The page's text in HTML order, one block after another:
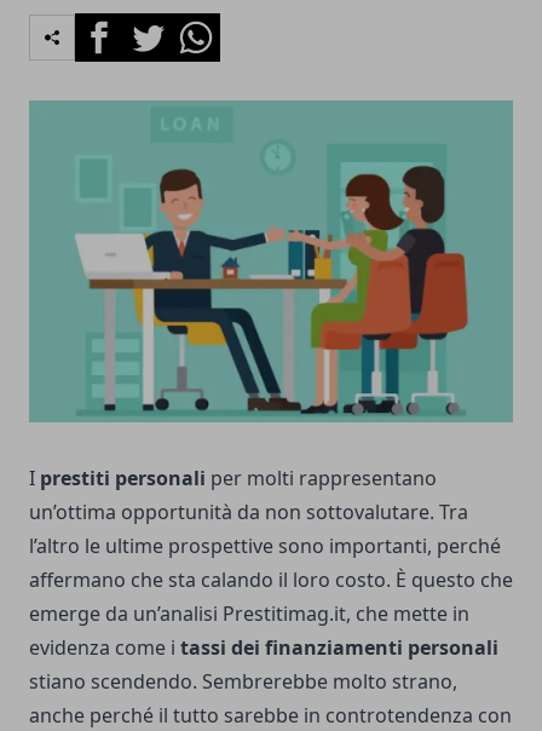
FacebookTwitterWhatsapp
I prestiti personali per molti rappresentano
un’ottima opportunità da non sottovalutare. Tra
l’altro le ultime prospettive sono importanti, perché
affermano che sta calando il loro costo. È questo che
emerge da un’analisi Prestitimag.it, che mette in
evidenza come i tassi dei finanziamenti personali
stiano scendendo. Sembrerebbe molto strano,
anche perché il tutto sarebbe in controtendenza con